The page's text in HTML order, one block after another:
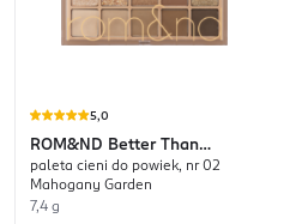
5,0
ROM&ND Better Than
Palette
paleta cieni do powiek, nr 02
Mahogany Garden
7,4 g